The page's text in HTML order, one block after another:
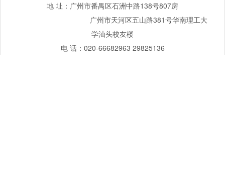
地 址：广州市番禺区石洲中路138号807房
广州市天河区五山路381号华南理工大
学汕头校友楼
电 话：020-66682963 29825136